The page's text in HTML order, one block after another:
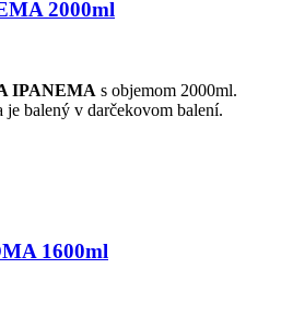
2000ml
IPANEMA s objemom 2000ml.
balený v darčekovom balení.
1600ml